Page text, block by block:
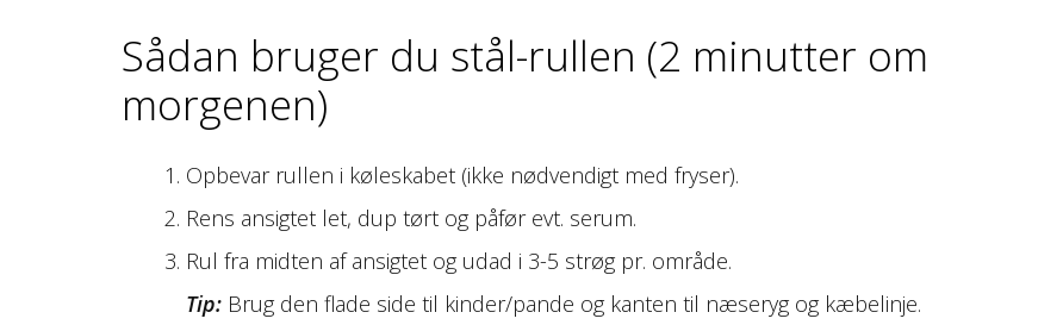
Sådan bruger du stål-rullen (2 minutter om
morgenen)
Opbevar rullen i køleskabet (ikke nødvendigt med fryser).
Rens ansigtet let, dup tørt og påfør evt. serum.
Rul fra midten af ansigtet og udad i 3-5 strøg pr. område.
Tip: Brug den flade side til kinder/pande og kanten til næseryg og kæbelinje.